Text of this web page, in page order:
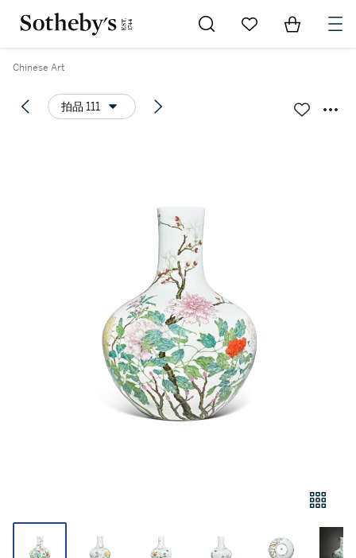
Go to My Favorites
Items in
Chinese Art
拍品 111